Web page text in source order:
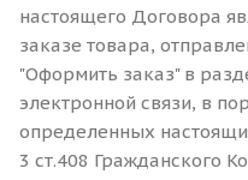
настоящего Договора
заказе товара,
"Оформить заказ" в
электронной связи, в
определенных
3 ст.408 Гражданского